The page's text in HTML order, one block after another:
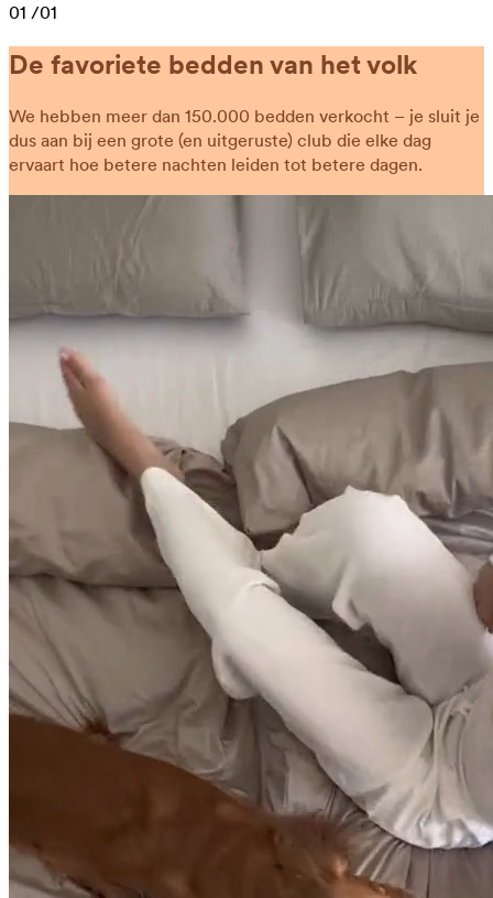
01 /01
De favoriete bedden van het volk
We hebben meer dan 150.000 bedden verkocht – je sluit je
dus aan bij een grote (en uitgeruste) club die elke dag
ervaart hoe betere nachten leiden tot betere dagen.